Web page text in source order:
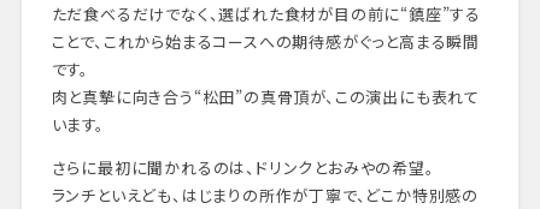
ただ食べるだけでなく、選ばれた食材が目の前に“鎮座”する
ことで、これから始まるコースへの期待感がぐっと高まる瞬間
です。
肉と真摯に向き合う“松田”の真骨頂が、この演出にも表れて
います。
さらに最初に聞かれるのは、ドリンクとおみやの希望。
ランチといえども、はじまりの所作が丁寧で、どこか特別感の